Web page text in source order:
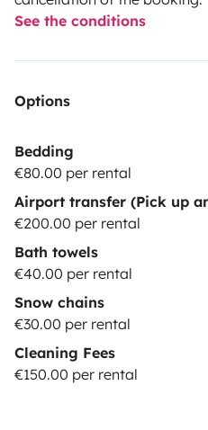
See the conditions
Options
Bedding
€80.00 per rental
Airport transfer (Pick up
€200.00 per rental
Bath towels
€40.00 per rental
Snow chains
€30.00 per rental
Cleaning Fees
€150.00 per rental